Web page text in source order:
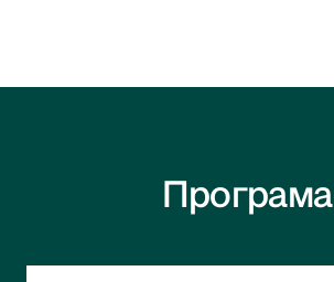
Програма